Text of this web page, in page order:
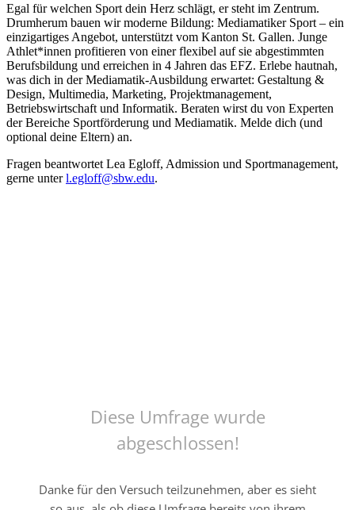
Egal für welchen Sport dein Herz schlägt, er steht im Zentrum.
Drumherum bauen wir moderne Bildung: Mediamatiker Sport – ein
einzigartiges Angebot, unterstützt vom Kanton St. Gallen. Junge
Athlet*innen profitieren von einer flexibel auf sie abgestimmten
Berufsbildung und erreichen in 4 Jahren das EFZ. Erlebe hautnah,
was dich in der Mediamatik-Ausbildung erwartet: Gestaltung &
Design, Multimedia, Marketing, Projektmanagement,
Betriebswirtschaft und Informatik. Beraten wirst du von Experten
der Bereiche Sportförderung und Mediamatik. Melde dich (und
optional deine Eltern) an.
Fragen beantwortet Lea Egloff, Admission und Sportmanagement,
gerne unterl.egloff@sbw.edu.